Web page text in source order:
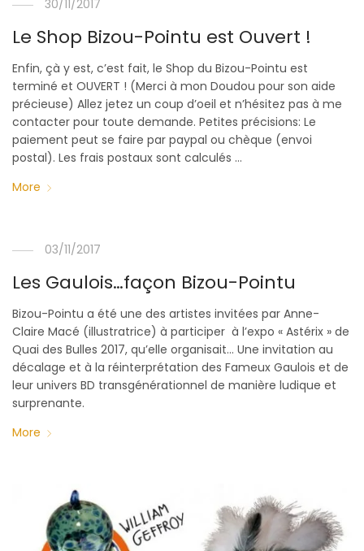
30/11/2017
Le Shop Bizou-Pointu est Ouvert !
Enfin, çà y est, c’est fait, le Shop du Bizou-Pointu est
terminé et OUVERT ! (Merci à mon Doudou pour son aide
précieuse) Allez jetez un coup d’oeil et n’hésitez pas à me
contacter pour toute demande. Petites précisions: Le
paiement peut se faire par paypal ou chèque (envoi
postal). Les frais postaux sont calculés …
More
03/11/2017
Les Gaulois…façon Bizou-Pointu
Bizou-Pointu a été une des artistes invitées par Anne-
Claire Macé (illustratrice) à participer à l’expo « Astérix » de
Quai des Bulles 2017, qu’elle organisait… Une invitation au
décalage et à la réinterprétation des Fameux Gaulois et de
leur univers BD transgénérationnel de manière ludique et
surprenante.
More